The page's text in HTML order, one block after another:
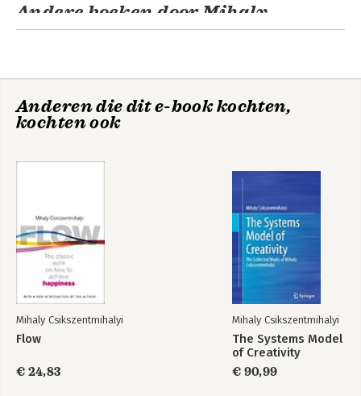
Andere boeken door Mihaly
Csikszentmihalyi
Flow Creativiteit
Anderen die dit e-book kochten,
kochten ook
Mihaly Csikszentmihalyi
Flow
€ 24,83
Mihaly Csikszentmihalyi
The Systems Model
of Creativity
€ 90,99